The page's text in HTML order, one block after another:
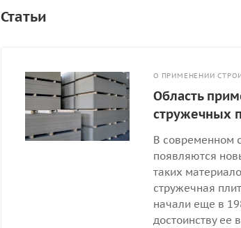
Статьи
О ПРИМЕНЕНИИ
Область
стружечных
В современном
появляются
таких
стружечная
начали еще в
достоинству ее